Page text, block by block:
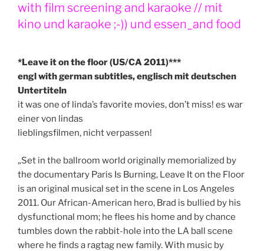
with film screening and karaoke // mit
kino und karaoke ;-)) und essen_and food
*Leave it on the floor (US/CA 2011)***
engl with german subtitles, englisch mitdeutschen
Untertiteln
it was one of linda’s favorite movies, don’t miss! es war
einer von lindas
lieblingsfilmen, nicht verpassen!
„Set in the ballroom world originally memorialized by
the documentary Paris Is Burning, Leave It on the Floor
is an original musical set in the scene in Los Angeles
2011. Our African-American hero, Brad is bullied by his
dysfunctional mom; he flees his home and by chance
tumbles down the rabbit-hole into the LA ball scene
where he finds a ragtag new family. With music by